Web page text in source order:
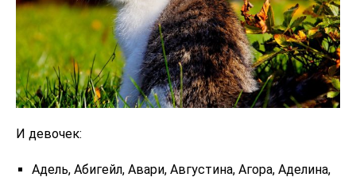
И девочек:
Адель, Абигейл, Авари, Августина, Агора, Аделина,